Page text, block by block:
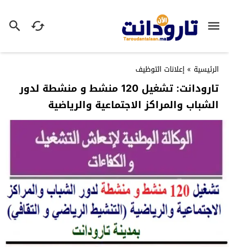
الرئيسية » إعلانات التوظيف
تارودانت: تشغيل 120 منشط و منشطة لدور
الشباب والمراكز الاجتماعية والرياضية